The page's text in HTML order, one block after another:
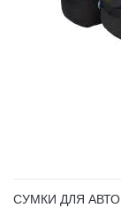
СУМКИ ДЛЯ